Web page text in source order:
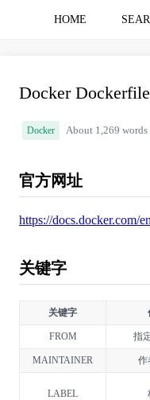
HOME
Docker
Docker About 1,269 words
官方网址
https://docs.docker.com/
关键字
关键字
FROM 指
MAINTAINER 作
LABEL